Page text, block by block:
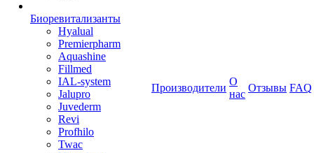
Биоревитализанты
Hyalual
Premierpharm
Aquashine
Fillmed
IAL-system
Jalupro
Juvederm
Revi
Profhilo
Twac
Производители
О
нас
Отзывы FAQ